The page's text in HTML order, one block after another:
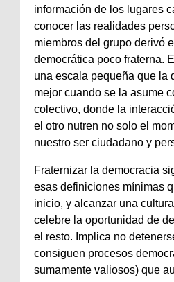
información de los lugares
conocer las realidades
miembros del grupo derivó
democrática poco fraterna.
una escala pequeña que la
mejor cuando se la asume
colectivo, donde la
el otro nutren no solo el
nuestro ser ciudadano y
Fraternizar la democracia
esas definiciones mínimas
inicio, y alcanzar una
celebre la oportunidad de
el resto. Implica no
consiguen procesos
sumamente valiosos) que